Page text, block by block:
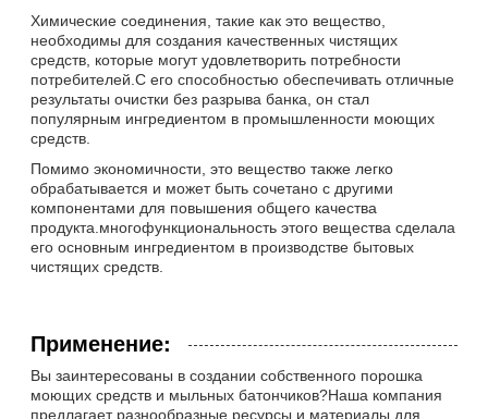
Химические соединения, такие как это вещество,
необходимы для создания качественных чистящих
средств, которые могут удовлетворить потребности
потребителей.С его способностью обеспечивать отличные
результаты очистки без разрыва банка, он стал
популярным ингредиентом в промышленности моющих
средств.
Помимо экономичности, это вещество также легко
обрабатывается и может быть сочетано с другими
компонентами для повышения общего качества
продукта.многофункциональность этого вещества сделала
его основным ингредиентом в производстве бытовых
чистящих средств.
Применение:
Вы заинтересованы в создании собственного порошка
моющих средств и мыльных батончиков?Наша компания
предлагает разнообразные ресурсы и материалы для